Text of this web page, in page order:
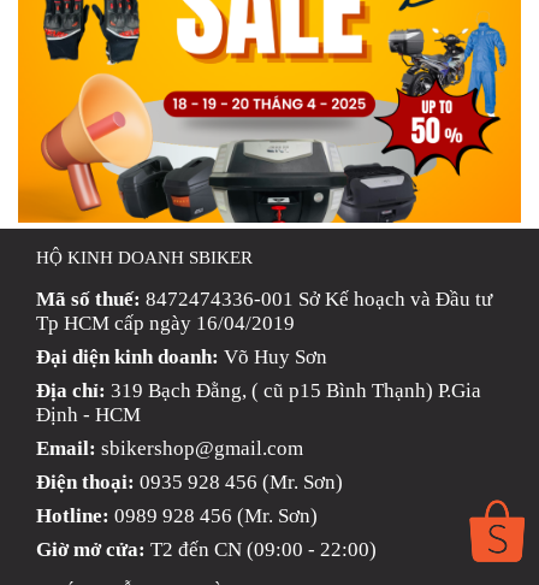
HỘ KINH DOANH SBIKER
Mã số thuế: 8472474336-001 Sở Kế hoạch và Đầu tư
Tp HCM cấp ngày 16/04/2019
Đại diện kinh doanh: Võ Huy Sơn
Địa chỉ: 319 Bạch Đằng, ( cũ p15 Bình Thạnh) P.Gia
Định - HCM
Email: sbikershop@gmail.com
Điện thoại: 0935 928 456 (Mr. Sơn)
Hotline: 0989 928 456 (Mr. Sơn)
Giờ mở cửa: T2 đến CN (09:00 - 22:00)